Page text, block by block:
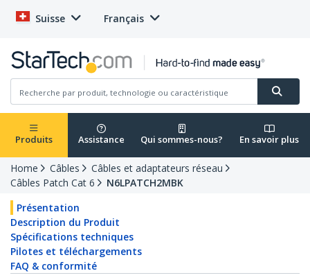
Suisse Français
Produits Assistance Qui sommes-nous? En savoir plus
Home Câbles
Câbles et adaptateurs réseau
Câbles Patch Cat 6
N6LPATCH2MBK
Présentation
Description du Produit
Spécifications techniques
Pilotes et téléchargements
FAQ & conformité